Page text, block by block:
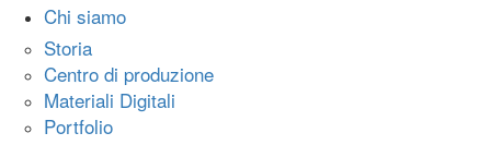
Chi siamo
Storia
Centro di produzione
Materiali Digitali
Portfolio